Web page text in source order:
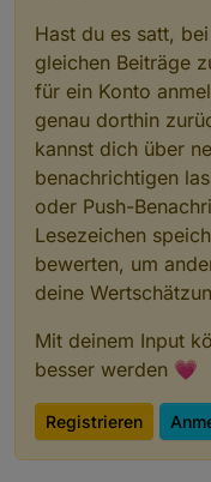
Hast du es satt,
gleichen Beiträge
für ein Konto
genau dorthin
kannst dich über
benachrichtigen
oder Push-
Lesezeichen
bewerten, um
deine
Mit deinem Input
besser werden 💗
Registrieren